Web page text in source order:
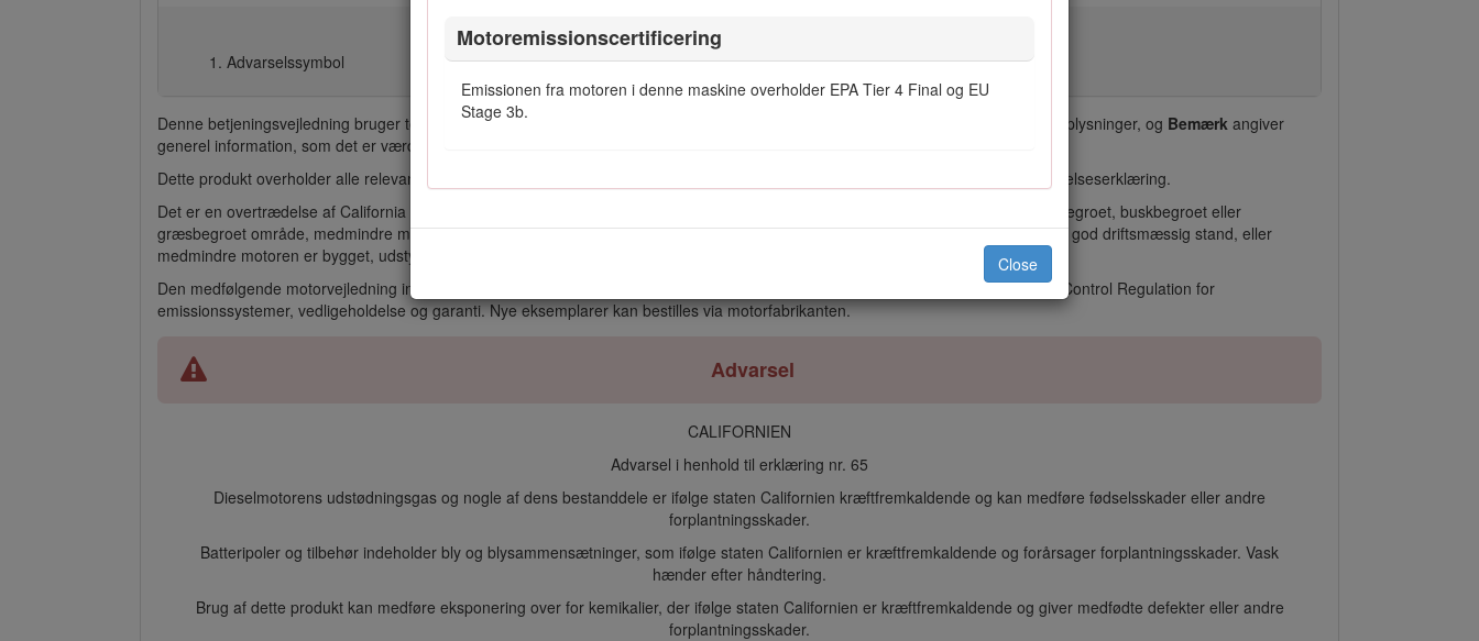
Motoremissionscertificering
Emissionen fra motoren i denne maskine overholder EPA Tier 4 Final og EU
Stage 3b.
Close
Figur 2
Advarselssymbol
Denne betjeningsvejledning bruger to ord til at fremhæve oplysninger. henleder opmærksomheden på særlige mekaniske oplysninger, og Bemærk angiver
generel information, som det er værd at lægge særligt mærke til.
Dette produkt overholder alle relevante EU-direktiver. Yderligere oplysninger fås på den separate produktspecifikke overensstemmelseserklæring.
Det er en overtrædelse af California Public Resource Code Section 4442 eller 4443 at bruge eller betjene denne motor på et skovbegroet, buskbegroet eller
græsbegroet område, medmindre motoren er forsynet med en gnistskærm som defineret i Section 4442, som vedligeholdes og er i god driftsmæssig stand, eller
medmindre motoren er bygget, udstyret og vedligeholdt til brandforebyggelse.
Den medfølgende motorvejledning indeholder information om U.S. Environmental Protection Agency (EPA) og California Emission Control Regulation for
emissionssystemer, vedligeholdelse og garanti. Nye eksemplarer kan bestilles via motorfabrikanten.
Advarsel
CALIFORNIEN
Advarsel i henhold til erklæring nr. 65
Dieselmotorens udstødningsgas og nogle af dens bestanddele er ifølge staten Californien kræftfremkaldende og kan medføre fødselsskader eller andre
forplantningsskader.
Batteripoler og tilbehør indeholder bly og blysammensætninger, som ifølge staten Californien er kræftfremkaldende og forårsager forplantningsskader. Vask
hænder efter håndtering.
Brug af dette produkt kan medføre eksponering over for kemikalier, der ifølge staten Californien er kræftfremkaldende og giver medfødte defekter eller andre
forplantningsskader.